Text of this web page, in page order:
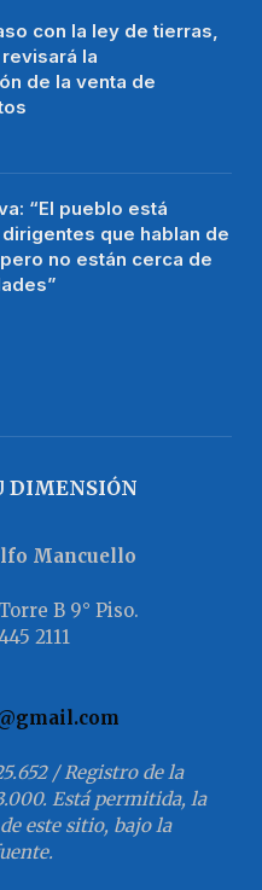
con la ley de tierras,
la
de la venta de
“El pueblo está
que hablan de
no están cerca de
DIMENSIÓN
Mancuello
B 9° Piso.
2111
/ Registro de la
Está permitida, la
este sitio, bajo la